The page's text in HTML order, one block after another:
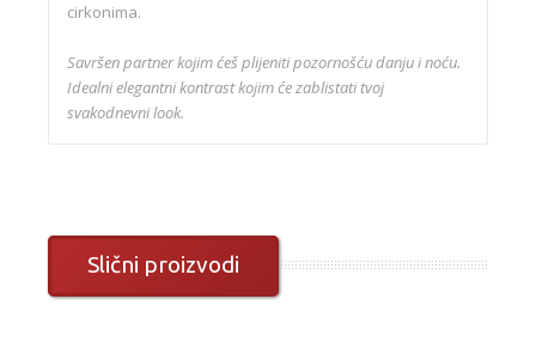
cirkonima.
Savršen partner kojim ćeš plijeniti pozornošću danju i noću.
Idealni elegantni kontrast kojim će zablistati tvoj
svakodnevni look.
Slični proizvodi